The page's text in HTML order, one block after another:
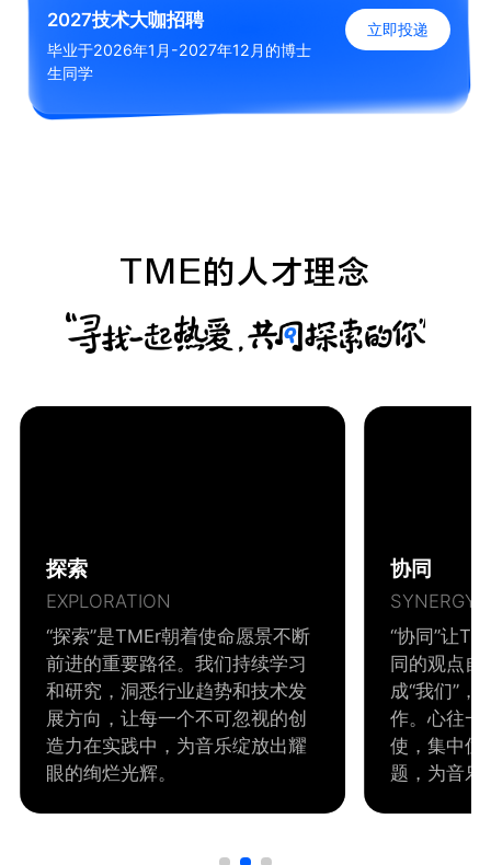
2027技术大咖招聘
毕业于2026年1月-2027年12月的博士
生同学
立即投递
TME的人才理念
探索
EXPLORATION
“探索”是TMEr朝着使命愿景不断
前进的重要路径。我们持续学习
和研究，洞悉行业趋势和技术发
展方向，让每一个不可忽视的创
造力在实践中，为音乐绽放出耀
眼的绚烂光辉。
协同
SYNERGY
“协同”让
同的观点自
成“我们”，
作。心往一
使，集中优
题，为音乐